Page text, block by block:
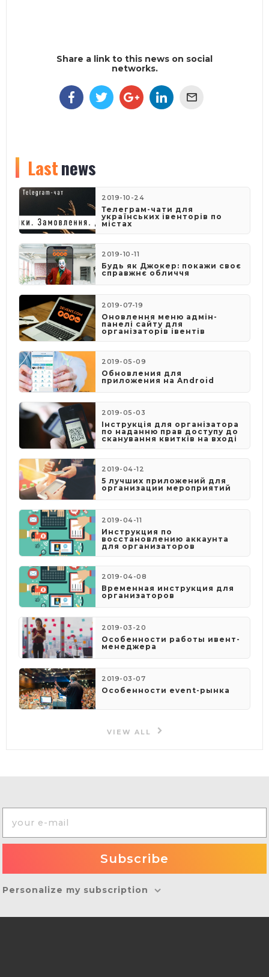
Share a link to this news on social
networks.
Lastnews
2019-10-24
Телеграм-чати для
українських івенторів по
містах
2019-10-11
Будь як Джокер: покажи своє
справжнє обличчя
2019-07-19
Оновлення меню адмін-
панелі сайту для
організаторів івентів
2019-05-09
​Обновления для
приложения на Android
2019-05-03
​Інструкція для організатора
по наданню прав доступу до
сканування квитків на вході
2019-04-12
5 лучших приложений для
организации мероприятий
2019-04-11
Инструкция по
восстановлению аккаунта
для организаторов
2019-04-08
​Временная инструкция для
организаторов
2019-03-20
Особенности работы ивент-
менеджера
2019-03-07
Особенности event-рынка
VIEW ALL
Personalize my subscription